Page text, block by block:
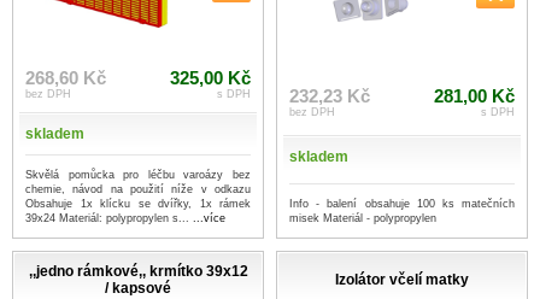
268,60 Kč
bez DPH
325,00 Kč
s DPH
skladem
Skvělá pomůcka pro léčbu varoázy bez
chemie, návod na použití níže v odkazu
Obsahuje 1x klícku se dvířky, 1x rámek
39x24 Materiál: polypropylen s... ...více
232,23 Kč
bez DPH
281,00 Kč
s DPH
skladem
Info - balení obsahuje 100 ks matečních
misek Materiál - polypropylen
,,jedno rámkové,, krmítko 39x12
/ kapsové
Izolátor včelí matky